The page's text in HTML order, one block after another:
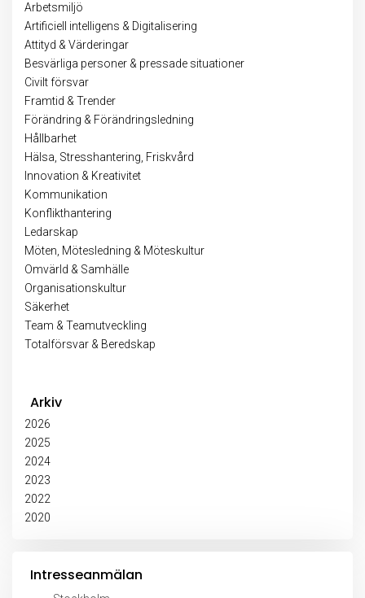
Arbetsmiljö
Artificiell intelligens & Digitalisering
Attityd & Värderingar
Besvärliga personer & pressade situationer
Civilt försvar
Framtid & Trender
Förändring & Förändringsledning
Hållbarhet
Hälsa, Stresshantering, Friskvård
Innovation & Kreativitet
Kommunikation
Konflikthantering
Ledarskap
Möten, Mötesledning & Möteskultur
Omvärld & Samhälle
Organisationskultur
Säkerhet
Team & Teamutveckling
Totalförsvar & Beredskap
Arkiv
2026
2025
2024
2023
2022
2020
Intresseanmälan